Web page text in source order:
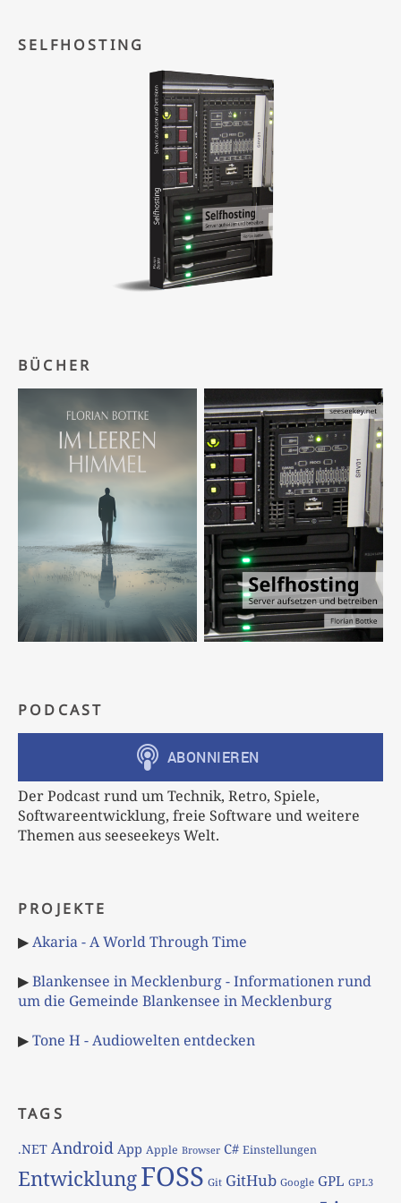
SELFHOSTING
BÜCHER
PODCAST
Der Podcast rund um Technik, Retro, Spiele,
Softwareentwicklung, freie Software und weitere
Themen aus seeseekeys Welt.
PROJEKTE
▶Akaria - A World Through Time
▶Blankensee in Mecklenburg - Informationen rund
um die Gemeinde Blankensee in Mecklenburg
▶Tone H - Audiowelten entdecken
TAGS
.NET Android App Apple Browser C# Einstellungen
EntwicklungFOSS Git GitHub Google GPL GPL3